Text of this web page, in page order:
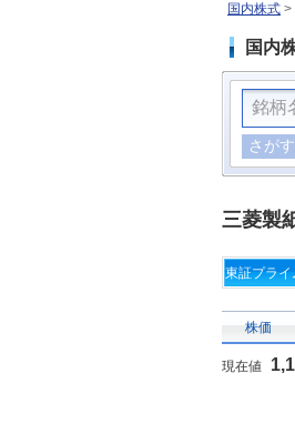
国内株式 >
国内
さがす
三菱製
東証プラ
株価
現在値